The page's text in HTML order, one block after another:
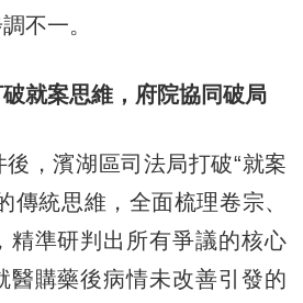
不一。
就案思維，府院協同破局
濱湖區司法局打破“就案
傳統思維，全面梳理卷宗、
精準研判出所有爭議的核心
醫購藥後病情未改善引發的